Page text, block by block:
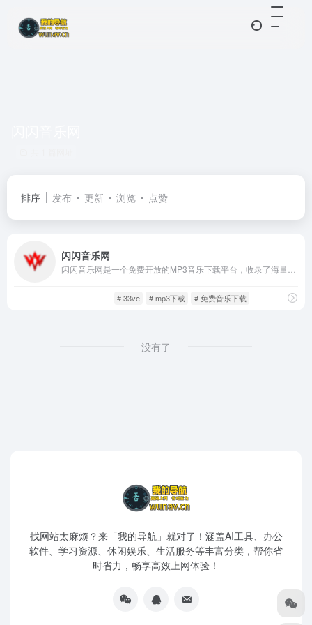
排序 发布 更新 浏览 点赞
闪闪音乐网
# 33ve # mp3下载 # 免费音乐下载
没有了
找网站太麻烦？来「我的导航」就对了！涵盖AI工具、办公
软件、学习资源、休闲娱乐、生活服务等丰富分类，帮你省
时省力，畅享高效上网体验！